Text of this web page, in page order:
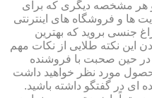
هر مشخصه دیگری که برای
ها و فروشگاه های اینترنتی
جنسی بروید که بهترین
این نکته طلایی از نکات مهم
در حین صحبت با فروشنده
مورد نظر خواهید داشت
ای در گفتگو داشته باشید.